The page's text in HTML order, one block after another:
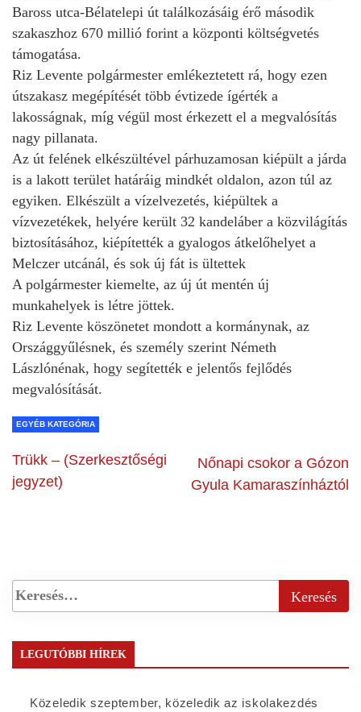
Baross utca-Bélatelepi út találkozásáig érő második
szakaszhoz 670 millió forint a központi költségvetés
támogatása.
Riz Levente polgármester emlékeztetett rá, hogy ezen
útszakasz megépítését több évtizede ígérték a
lakosságnak, míg végül most érkezett el a megvalósítás
nagy pillanata.
Az út felének elkészültével párhuzamosan kiépült a járda
is a lakott terület határáig mindkét oldalon, azon túl az
egyiken. Elkészült a vízelvezetés, kiépültek a
vízvezetékek, helyére került 32 kandeláber a közvilágítás
biztosításához, kiépítették a gyalogos átkelőhelyet a
Melczer utcánál, és sok új fát is ültettek
A polgármester kiemelte, az új út mentén új
munkahelyek is létre jöttek.
Riz Levente köszönetet mondott a kormánynak, az
Országgyűlésnek, és személy szerint Németh
Lászlónénak, hogy segítették e jelentős fejlődés
megvalósítását.
EGYÉB KATEGÓRIA
Trükk – (Szerkesztőségi
jegyzet)
Nőnapi csokor a Gózon
Gyula Kamaraszínháztól
LEGUTÓBBI HÍREK
Közeledik szeptember, közeledik az iskolakezdés